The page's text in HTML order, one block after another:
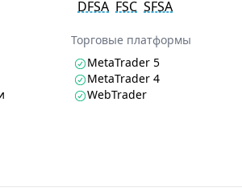
DFSA FSC SFSA
Торговые платформы
MetaTrader 5
MetaTrader 4
WebTrader